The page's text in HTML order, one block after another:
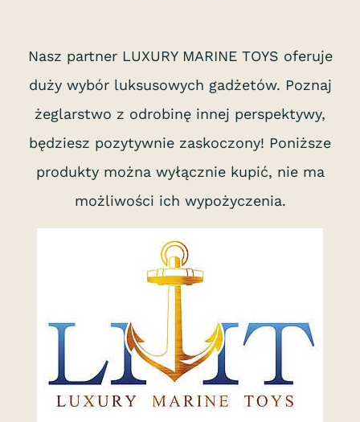
Nasz partner LUXURY MARINE TOYS oferuje
duży wybór luksusowych gadżetów. Poznaj
żeglarstwo z odrobinę innej perspektywy,
będziesz pozytywnie zaskoczony! Poniższe
produkty można wyłącznie kupić, nie ma
możliwości ich wypożyczenia.